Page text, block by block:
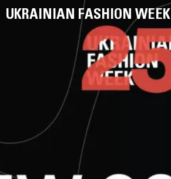
UKRAINIAN FASHION WEEK